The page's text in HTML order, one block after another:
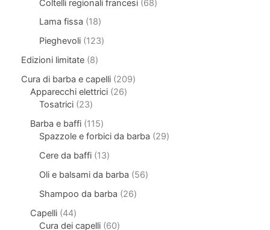
Coltelli regionali francesi 68
Lama fissa
18
Pieghevoli 123
Edizioni limitate 8
Cura di barba e capelli 209
Apparecchi elettrici 26
Tosatrici 23
Barba e baffi 115
Spazzole e forbici da barba
29
Cere da baffi 13
Oli e balsami da barba
56
Shampoo da barba
26
Capelli 44
Cura dei capelli 60